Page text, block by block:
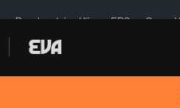
Bombardejos Kíiv ERC SpaceX